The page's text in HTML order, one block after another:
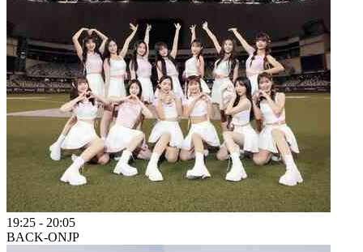
19:25 - 20:05
BACK-ONJP